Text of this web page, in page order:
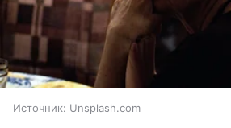
Источник: Unsplash.com